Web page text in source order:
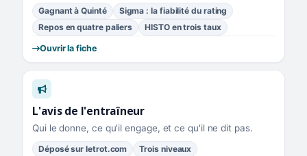
Gagnant à Quinté
Sigma : la fiabilité du rating
Repos en quatre paliers
HISTO en trois taux
Ouvrir la fiche
L'avis de l'entraîneur
Qui le donne, ce qu'il engage, et ce qu'il ne dit pas.
Déposé sur letrot.com
Trois niveaux